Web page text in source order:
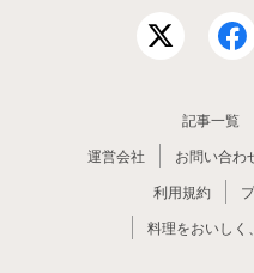
記事一覧
運営会社
お問い合わ
利用規約
料理をおいしく